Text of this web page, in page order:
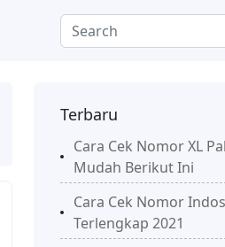
Terbaru
Cara Cek Nomor XL
Mudah Berikut Ini
Cara Cek Nomor
Terlengkap 2021